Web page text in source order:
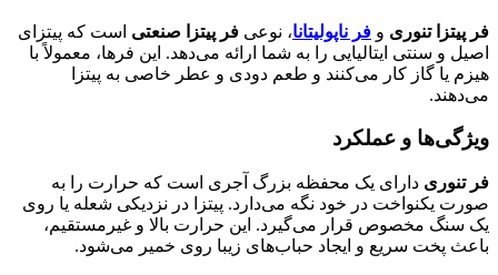
فر پیتزا تنوری و فر ناپولیتانا، نوعی فر پیتزا صنعتی است که پیتزای
اصیل و سنتی ایتالیایی را به شما ارائه می‌دهد. این فرها، معمولاً با
هیزم یا گاز کار می‌کنند و طعم دودی و عطر خاصی به پیتزا
می‌دهند.
ویژگی‌ها و عملکرد
فر تنوری دارای یک محفظه بزرگ آجری است که حرارت را به
صورت یکنواخت در خود نگه می‌دارد. پیتزا در نزدیکی شعله یا روی
یک سنگ مخصوص قرار می‌گیرد. این حرارت بالا و غیرمستقیم،
باعث پخت سریع و ایجاد حباب‌های زیبا روی خمیر می‌شود.